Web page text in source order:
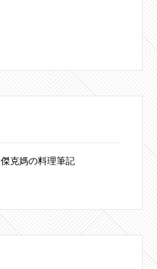
傑克媽の料理筆記